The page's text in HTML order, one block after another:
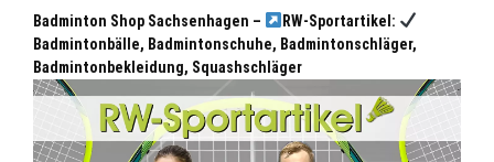
Badminton Shop Sachsenhagen –
RW-Sportartikel:
Badmintonbälle, Badmintonschuhe, Badmintonschläger,
Badmintonbekleidung, Squashschläger